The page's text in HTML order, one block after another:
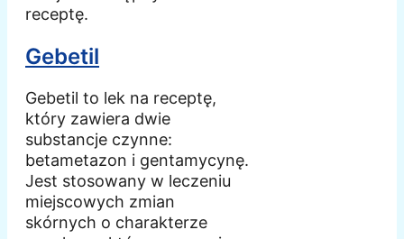
receptę.
Gebetil
Gebetil to lek na receptę,
który zawiera dwie
substancje czynne:
betametazon i gentamycynę.
Jest stosowany w leczeniu
miejscowych zmian
skórnych o charakterze